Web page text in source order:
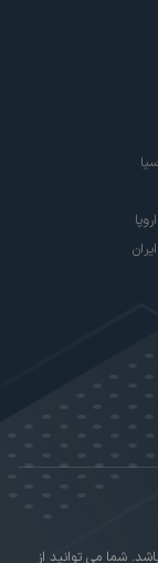
شما می توانید از